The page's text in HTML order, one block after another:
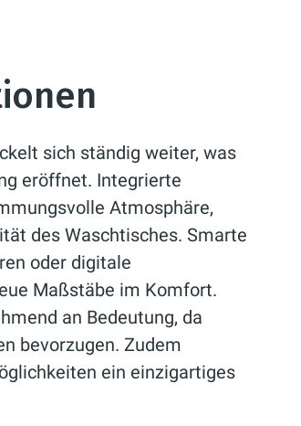
sich ständig weiter, was
eröffnet. Integrierte
Atmosphäre,
des Waschtisches. Smarte
oder digitale
Maßstäbe im Komfort.
an Bedeutung, da
bevorzugen. Zudem
ein einzigartiges